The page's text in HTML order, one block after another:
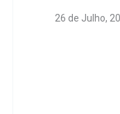
26 de Julho,